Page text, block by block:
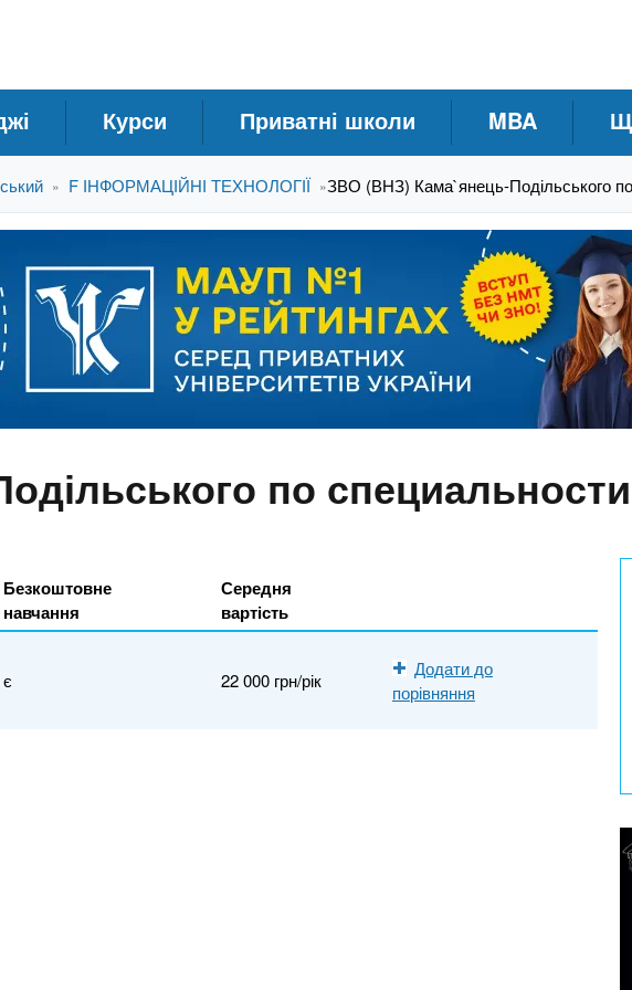
Курси Приватні школи MBA
» F ІНФОРМАЦІЙНІ ТЕХНОЛОГІЇ »ЗВО (ВНЗ) Кама`янець-Подільського по
по специальности
Безкоштовне
навчання
Середня
вартість
є 22 000 грн/рік
Додати до
порівняння